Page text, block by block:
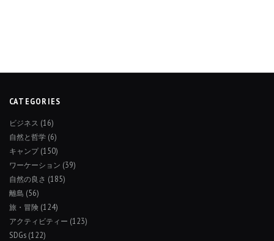
CATEGORIES
ビジネス (16)
自然と哲学 (6)
キャンプ(150)
ワーケーション (39)
自然の良さ (185)
離島 (56)
旅・冒険 (124)
アクティビティー (123)
SDGs (122)